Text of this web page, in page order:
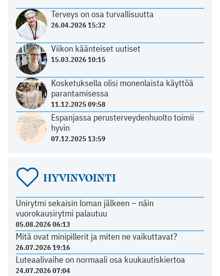
Terveys on osa turvallisuutta
26.04.2026 15:32
Viikon käänteiset uutiset
15.03.2026 10:15
Kosketuksella olisi monenlaista käyttöä
parantamisessa
11.12.2025 09:58
Espanjassa perusterveydenhuolto toimii
hyvin
07.12.2025 13:59
HYVINVOINTI
Unirytmi sekaisin loman jälkeen – näin
vuorokausirytmi palautuu
05.08.2026 06:13
Mitä ovat minipillerit ja miten ne vaikuttavat?
26.07.2026 19:16
Luteaalivaihe on normaali osa kuukautiskiertoa
24.07.2026 07:04